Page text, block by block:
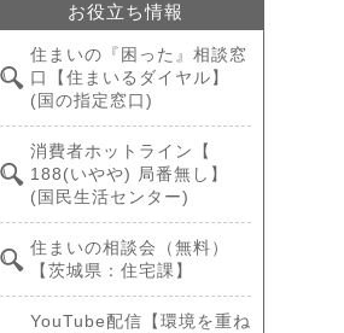
お役立ち情報
住まいの『困った』相談窓
口【住まいるダイヤル】
(国の指定窓口)
消費者ホットライン【
188(いやや) 局番無し】
(国民生活センター)
住まいの相談会（無料）
【茨城県：住宅課】
YouTube配信【環境を重ね